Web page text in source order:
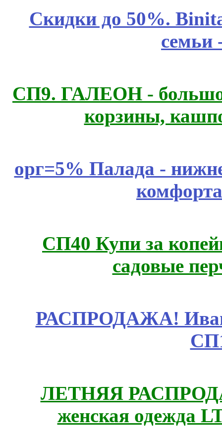
Скидки до 50%.
семьи
СП9. ГАЛЕОН -
корзины,
орг=5% Палада -
СП40 Купи за
садовые
РАСПРОДАЖА!
ЛЕТНЯЯ
женская одежда